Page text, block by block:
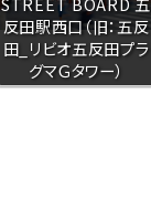
反田駅西口（旧：五反
田_リビオ五反田プラ
グマＧタワー）